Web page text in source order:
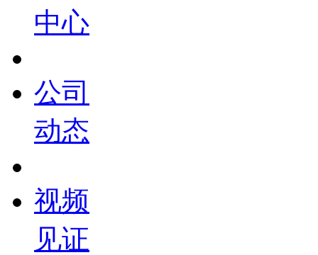
中心
公司
动态
视频
见证